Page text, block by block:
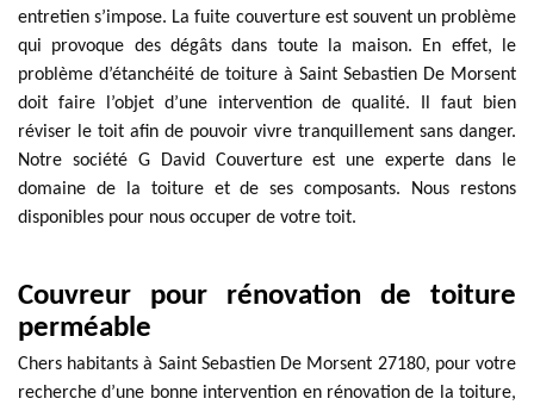
entretien s’impose. La fuite couverture est souvent un problème
qui provoque des dégâts dans toute la maison. En effet, le
problème d’étanchéité de toiture à Saint Sebastien De Morsent
doit faire l’objet d’une intervention de qualité. Il faut bien
réviser le toit afin de pouvoir vivre tranquillement sans danger.
Notre société G David Couverture est une experte dans le
domaine de la toiture et de ses composants. Nous restons
disponibles pour nous occuper de votre toit.
Couvreur pour rénovation de toiture
perméable
Chers habitants à Saint Sebastien De Morsent 27180, pour votre
recherche d’une bonne intervention en rénovation de la toiture,